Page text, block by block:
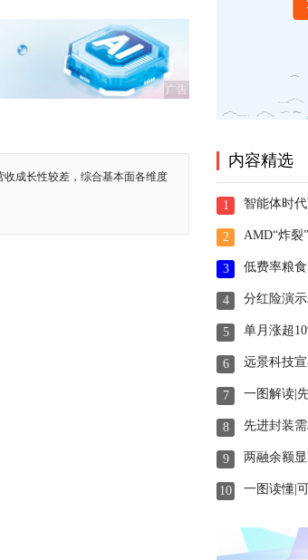
广告
成长性较差，综合基本面各维度
内容精选
1 智能体时
2 AMD“炸裂
3 低费率粮
4 分红险演
5 单月涨超
6 远景科技
7 一图解读|
8 先进封装
9 两融余额
10 一图读懂|